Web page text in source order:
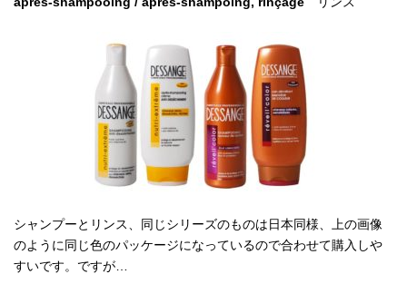
シャンプーとリンス、同じシリーズのものは日本同様、上の画像
のように同じ色のパッケージになっているので合わせて購入しや
すいです。ですが…